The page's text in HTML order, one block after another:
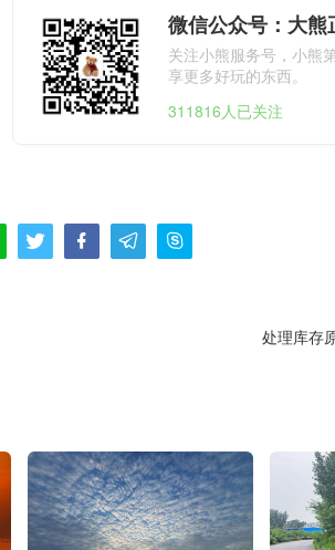
微信公众号：大熊
关注小熊服务号，小熊
享更多好玩的东西。
311816人已关注
   
处理库存